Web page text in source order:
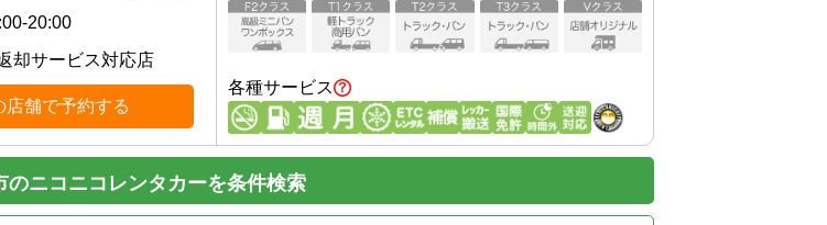
20:00
却サービス対応店
店舗で予約する
各種サービス
のニコニコレンタカーを条件検索